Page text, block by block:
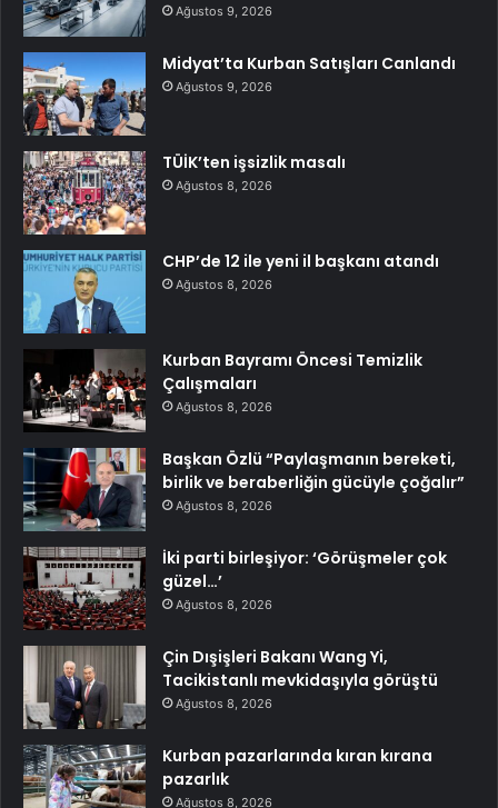
Ağustos 9, 2026
Midyat’ta Kurban Satışları Canlandı
Ağustos 9, 2026
TÜİK’ten işsizlik masalı
Ağustos 8, 2026
CHP’de 12 ile yeni il başkanı atandı
Ağustos 8, 2026
Kurban Bayramı Öncesi Temizlik
Çalışmaları
Ağustos 8, 2026
Başkan Özlü “Paylaşmanın bereketi,
birlik ve beraberliğin gücüyle çoğalır”
Ağustos 8, 2026
İki parti birleşiyor: ‘Görüşmeler çok
güzel…’
Ağustos 8, 2026
Çin Dışişleri Bakanı Wang Yi,
Tacikistanlı mevkidaşıyla görüştü
Ağustos 8, 2026
Kurban pazarlarında kıran kırana
pazarlık
Ağustos 8, 2026